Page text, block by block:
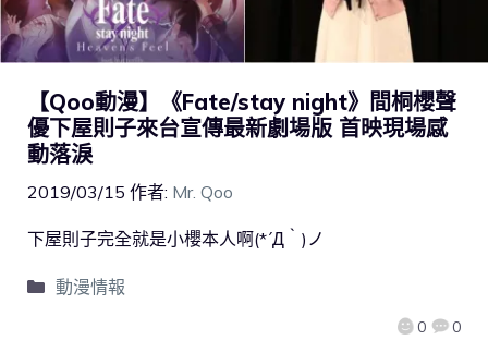
【Qoo動漫】《Fate/stay night》間桐櫻聲
優下屋則子來台宣傳最新劇場版 首映現場感
動落淚
2019/03/15 作者: Mr. Qoo
0 0
下屋則子完全就是小櫻本人啊(*´Д｀)ノ
動漫情報